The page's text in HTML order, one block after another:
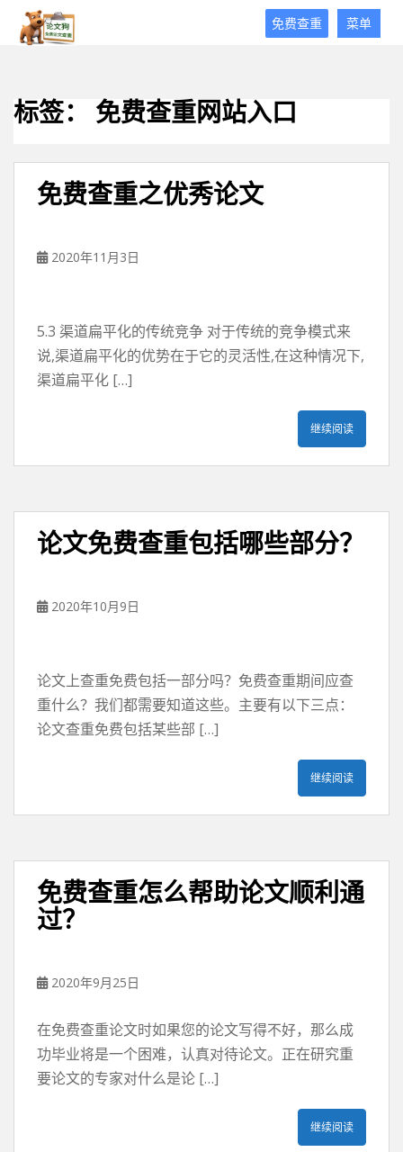
菜单
免费查重
标签： 免费查重网站入口
免费查重之优秀论文
2020年11月3日
5.3 渠道扁平化的传统竞争 对于传统的竞争模式来
说,渠道扁平化的优势在于它的灵活性,在这种情况下,
渠道扁平化 […]
继续阅读
论文免费查重包括哪些部分？
2020年10月9日
论文上查重免费包括一部分吗？免费查重期间应查
重什么？我们都需要知道这些。主要有以下三点：
论文查重免费包括某些部 […]
继续阅读
免费查重怎么帮助论文顺利通
过？
2020年9月25日
在免费查重论文时如果您的论文写得不好，那么成
功毕业将是一个困难，认真对待论文。正在研究重
要论文的专家对什么是论 […]
继续阅读